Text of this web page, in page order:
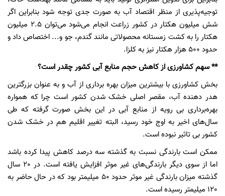
توجیه‌پذیری از منظر اقتصاد آب به صورت جدی توجه شود بنابراین اگر
شش میلیون هکتار در کشور زراعت انجام می‌شود می‌توان 2.5 میلیون
هکتار را به کشت زمستانه محصولاتی مانند گندم، جو و... اختصاص داد و
حدود 500 هزار هکتار نیز به کلزا.
** سهم کشاورزی از کاهش حجم منابع آبی کشور چقدر است؟
بخش کشاورزی با بیشترین میزان بهره برداری از آب و به عنوان بزرگترین
هدر دهنده آب، مقصر اصلی خشک شدن کشور است چرا که همواره
بهره‌برداری بی رویه از منابع آبی در این بخش صورت گرفته که طی
سال‌های اخیر به اوج خود رسید، البته تغییر اقلیم هم در خشک شدن
کشور بی تاثیر نبوده است.
ممکن است بارندگی نسبت به گذشته سه درصد کاهش پیدا کرده باشد
اما از سوی دیگر بارندگی‌های غیر موثر افزایش یافته است. در 20 سال
گذشته میزان بارندگی غیر موثر حدود 50 میلیمتر بود که در حال حاضر به
120 میلیمتر رسیده است.